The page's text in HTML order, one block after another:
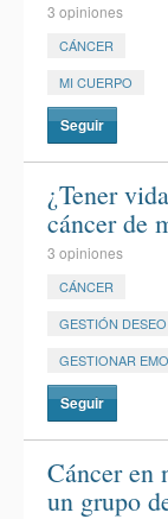
3 opiniones
CÁNCER
MI CUERPO
Seguir
¿Tener
cáncer de
3 opiniones
CÁNCER
GESTIÓN DESEO
GESTIONAR
Seguir
Cáncer en
un grupo